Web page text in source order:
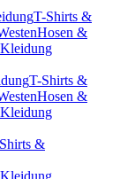
T-Shirts &
Hosen &
T-Shirts &
Hosen &
&